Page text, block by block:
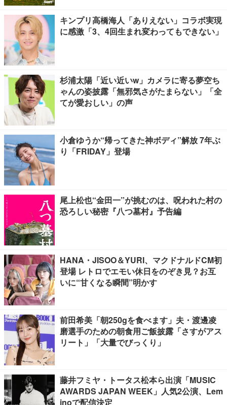
キンプリ高橋海人「ありえない」コラボ実現
に感激「3、4回生まれ変わってもできない」
杉浦太陽「近い近いw」カメラに寄る夢空ち
ゃんの姿披露「無邪気さがたまらない」「全
てが愛おしい」の声
小倉ゆうか“帰ってきた神ボディ”解放 7年ぶ
り「FRIDAY」登場
尾上松也“金田一”が挑むのは、呪われた村の
恐ろしい秘密『八つ墓村』予告編
HANA・JISOO＆YURI、マクドナルドCM初
登場 レトロでエモい休日をのぞき見？お互
いに“甘くなる瞬間”明かす
前田希美「朝250gを食べます」夫・渡邊凌
磨選手のための朝食用ご飯披露「さすがアス
リート」「大量でびっくり」
藤井フミヤ・トータス松本ら出演「MUSIC
AWARDS JAPAN WEEK」人気2公演、Lem
inoで配信決定